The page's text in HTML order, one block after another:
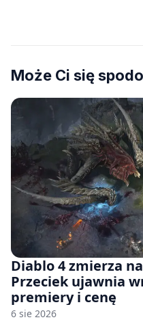
Może Ci się
Diablo 4 zmierza
Przeciek ujawnia
premiery i cenę
6 sie 2026